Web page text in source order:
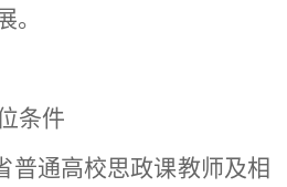
展。
条件
普通高校思政课教师及相